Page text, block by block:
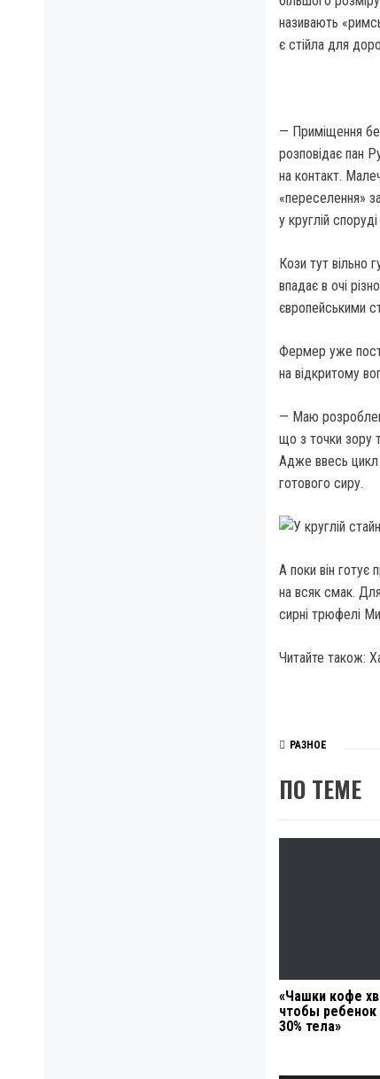
називають
є стійла для
— Приміщення
розповідає пан
на контакт.
«переселення»
у круглій
Кози тут вільно
впадає в очі
європейськими
Фермер уже
на відкритому
— Маю
що з точки зору
Адже ввесь цикл
готового сиру.
А поки він готує
на всяк смак.
сирні трюфелі
Читайте також:
РАЗНОЕ
ПО ТЕМЕ
«Чашки кофе
чтобы
30% тела»